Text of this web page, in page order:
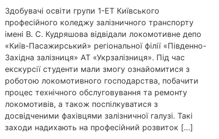
Здобувачі освіти групи 1-ЕТ Київського
професійного коледжу залізничного транспорту
імені В. С. Кудряшова відвідали локомотивне депо
«Київ-Пасажирський» регіональної філії «Південно-
Західна залізниця» АТ «Укрзалізниця». Під час
екскурсії студенти мали змогу ознайомитися з
роботою локомотивного господарства, побачити
процес технічного обслуговування та ремонту
локомотивів, а також поспілкуватися з
досвідченими фахівцями залізничної галузі. Такі
заходи надихають на професійний розвиток […]